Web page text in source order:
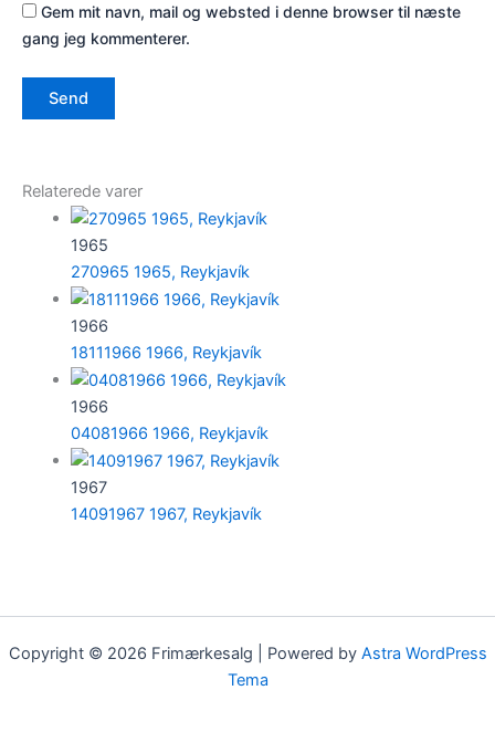
Gem mit navn, mail og websted i denne browser til næste
gang jeg kommenterer.
Relaterede varer
1965
270965 1965, Reykjavík
1966
18111966 1966, Reykjavík
1966
04081966 1966, Reykjavík
1967
14091967 1967, Reykjavík
Copyright © 2026 Frimærkesalg | Powered by Astra WordPress
Tema